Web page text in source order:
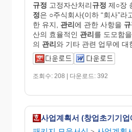
규정 고정자산처리규정 제○장
정은 ○주식회사(이하 “회사”라
한 유지, 관리에 관한 사항을
산의 효율적인 관리를 도모함
의 관리와 기타 관련 업무에 대
조회수: 208 | 다운로드: 392